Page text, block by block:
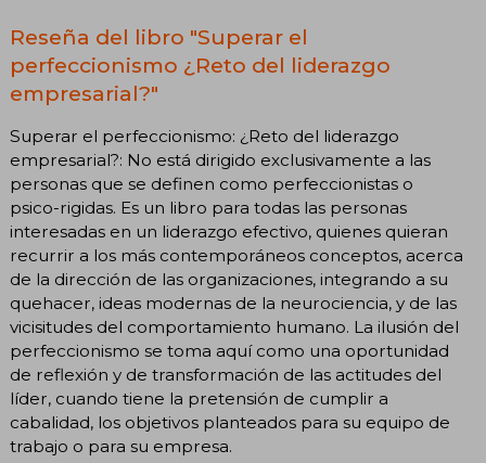
Reseña del libro "Superar el
perfeccionismo ¿Reto del liderazgo
empresarial?"
Superar el perfeccionismo: ¿Reto del liderazgo
empresarial?: No está dirigido exclusivamente a las
personas que se definen como perfeccionistas o
psico-rigidas. Es un libro para todas las personas
interesadas en un liderazgo efectivo, quienes quieran
recurrir a los más contemporáneos conceptos, acerca
de la dirección de las organizaciones, integrando a su
quehacer, ideas modernas de la neurociencia, y de las
vicisitudes del comportamiento humano. La ilusión del
perfeccionismo se toma aquí como una oportunidad
de reflexión y de transformación de las actitudes del
líder, cuando tiene la pretensión de cumplir a
cabalidad, los objetivos planteados para su equipo de
trabajo o para su empresa.